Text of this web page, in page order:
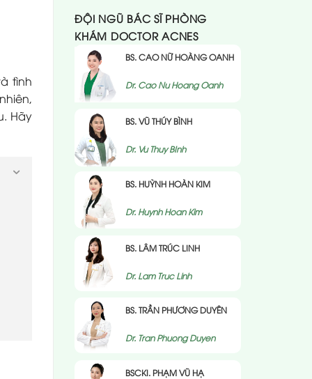
tình
Hãy
ĐỘI NGŨ BÁC SĨ PHÒNG
KHÁM DOCTOR ACNES
BS. CAO NỮ HOÀNG OANH
Dr. Cao Nu Hoang Oanh
BS. VŨ THÚY BÌNH
Dr. Vu Thuy BInh
BS. HUỲNH HOÀN KIM
Dr. Huynh Hoan Kim
BS. LÂM TRÚC LINH
Dr. Lam Truc Linh
BS. TRẦN PHƯƠNG DUYÊN
Dr. Tran Phuong Duyen
BSCKI. PHẠM VŨ HẠ